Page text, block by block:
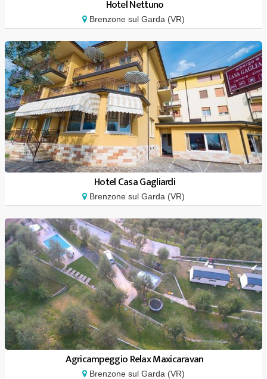
Hotel Nettuno
Brenzone sul Garda (VR)
Hotel Casa Gagliardi
Brenzone sul Garda (VR)
Agricampeggio Relax Maxicaravan
Brenzone sul Garda (VR)